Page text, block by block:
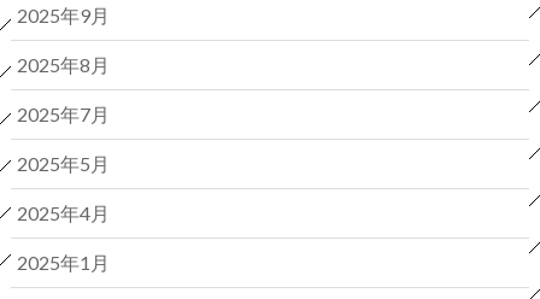
2025年9月
2025年8月
2025年7月
2025年5月
2025年4月
2025年1月